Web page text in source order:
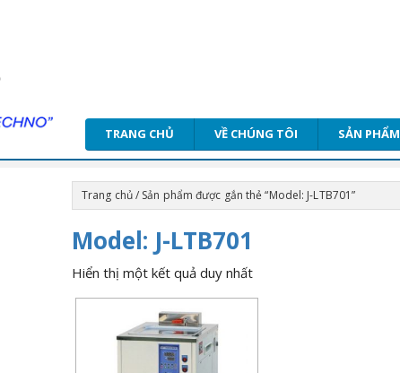
TRANG CHỦ VỀ CHÚNG TÔI SẢN PHẨM
Trang chủ/ Sản phẩm được gắn thẻ “Model: J-LTB701”
Model: J-LTB701
Hiển thị một kết quả duy nhất